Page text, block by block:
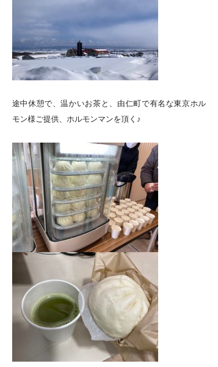
途中休憩で、温かいお茶と、由仁町で有名な東京ホル
モン様ご提供、ホルモンマンを頂く♪